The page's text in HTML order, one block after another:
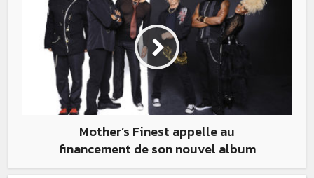
Mother’s Finest appelle au
financement de son nouvel album